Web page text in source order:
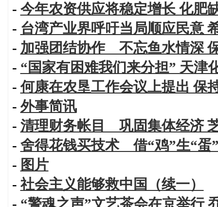
- 今年农资供应将稳定增长 化
- 台湾产业界呼吁当局顺应民意
- 加强团结协作 不忘鱼水情深
- “国家有困难我们来分担” 天津
-何康在农垦工作会议上提出 保
- 外事简讯
- 清理财务帐目 巩固集体经济
- 舍得花钱买技术 借“鸡”生“蛋
- 图片
- 社会主义能够救中国（续一）
- “警魂之声”文艺茶会在京举行